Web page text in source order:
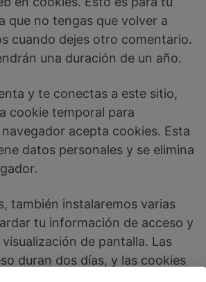
que no tengas que volver a
cuando dejes otro comentario.
una duración de un año.
y te conectas a este sitio,
cookie temporal para
acepta cookies. Esta
datos personales y se elimina
también instalaremos varias
tu información de acceso y
de pantalla. Las
duran dos días, y las cookies